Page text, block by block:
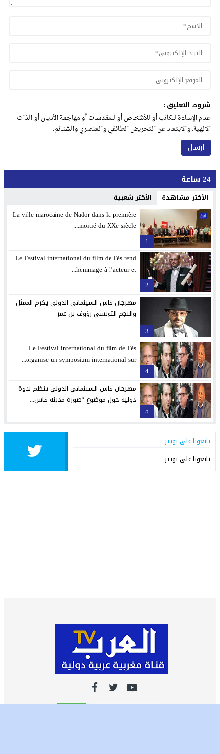
شروط التعليق :
عدم الإساءة للكاتب أو للأشخاص أو للمقدسات أو مهاجمة الأديان أو الذات
الالهية. والابتعاد عن التحريض الطائفي والعنصري والشتائم.
24 ساعة
الأكثر مشاهدة الأكثر شعبية
1
La ville marocaine de Nador dans la première
moitié du XXe siècle....
2
Le Festival international du film de Fès rend
hommage à l’acteur et...
3
مهرجان فاس السينمائي الدولي يكرم الممثل
والنجم التونسي رؤوف بن عمر
4
Le Festival international du film de Fès
organise un symposium international sur...
5
مهرجان فاس السينمائي الدولي ينظم ندوة
دولية حول موضوع “صورة مدينة فاس...
تابعونا على تويتر
تابعونا على تويتر